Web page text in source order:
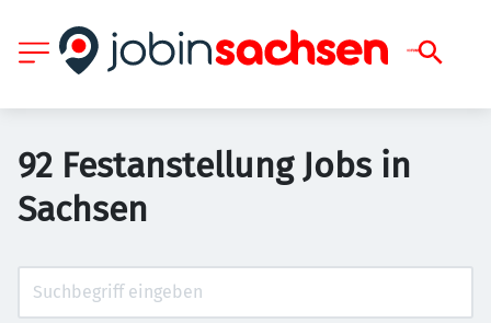
92 Festanstellung Jobs in
Sachsen